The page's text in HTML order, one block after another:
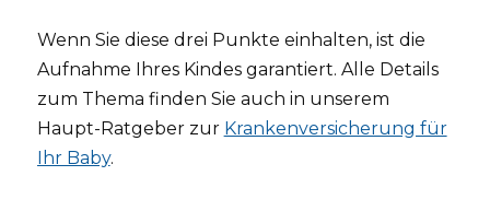
Wenn Sie diese drei Punkte einhalten, ist die
Aufnahme Ihres Kindes garantiert. Alle Details
zum Thema finden Sie auch in unserem
Haupt-Ratgeber zur Krankenversicherung für
Ihr Baby.